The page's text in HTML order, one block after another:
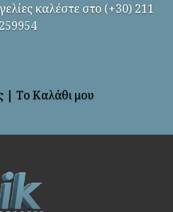
καλέστε στο (+30) 211
| Το Καλάθι μου